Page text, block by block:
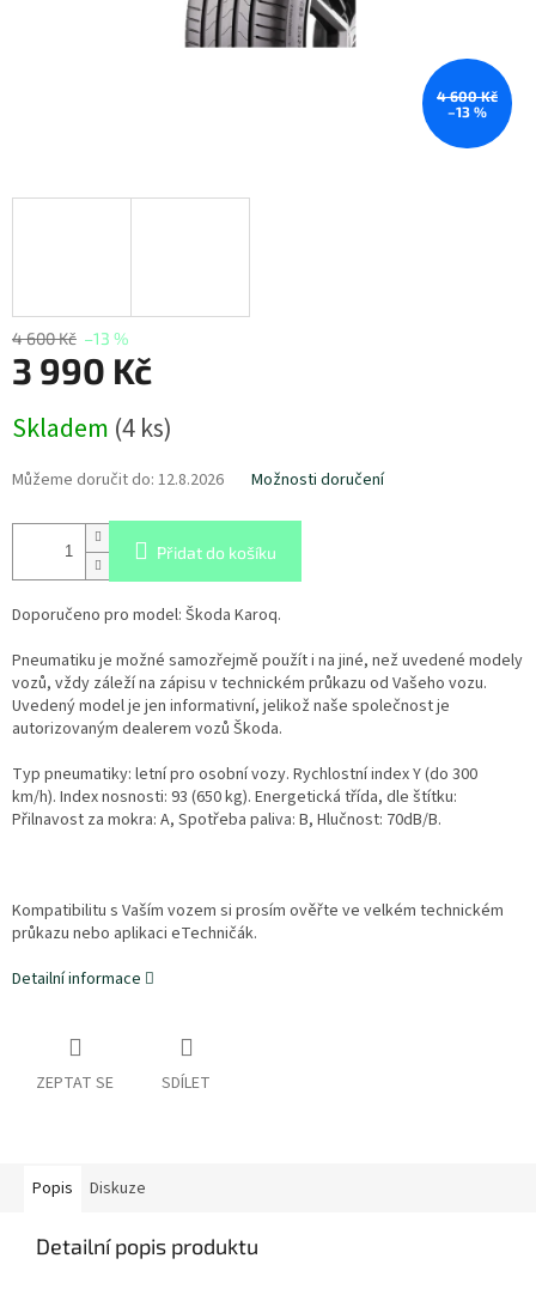
4 600 Kč
–13 %
4 600 Kč –13 %
3 990 Kč
cena:
Skladem (4 ks)
Můžeme doručit do: 12.8.2026 Možnosti doručení
Přidat do košíku
Doporučeno pro model: Škoda Karoq.
Pneumatiku je možné samozřejmě použít i na jiné, než uvedené modely
vozů, vždy záleží na zápisu v technickém průkazu od Vašeho vozu.
Uvedený model je jen informativní, jelikož naše společnost je
autorizovaným dealerem vozů Škoda.
Typ pneumatiky: letní pro osobní vozy. Rychlostní index Y (do 300
km/h). Index nosnosti: 93 (650 kg). Energetická třída, dle štítku:
Přilnavost za mokra: A, Spotřeba paliva: B, Hlučnost: 70dB/B.
Kompatibilitu s Vaším vozem si prosím ověřte ve velkém technickém
průkazu nebo aplikaci eTechničák.
Detailní informace
ZEPTAT SE SDÍLET
Popis Diskuze
Detailní popis produktu